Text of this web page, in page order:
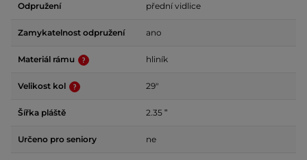
Odpružení přední vidlice
Zamykatelnost odpružení ano
Materiál rámu hliník
Velikost kol 29"
Šířka pláště 2.35 ʺ
Určeno pro seniory ne